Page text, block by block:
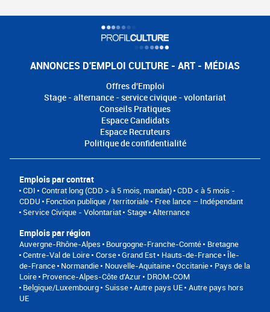
ANNONCES D'EMPLOI CULTURE - ART - MÉDIAS
Offres d'Emploi
Stage - alternance - service civique - volontariat
Conseils Pratiques
Espace Candidats
Espace Recruteurs
Politique de confidentialité
Emplois par contrat
CDI Contrat long (CDD > à 5 mois, mandat) CDD < à 5 mois -
CDDU
Fonction publique / territoriale
Free lance – Indépendant
Service Civique - Volontariat
Stage Alternance
Emplois par région
Auvergne-Rhône-Alpes Bourgogne-Franche-Comté
Bretagne
Centre-Val de Loire Corse Grand Est Hauts-de-France Île-
de-France Normandie Nouvelle-Aquitaine Occitanie
Pays de la
Loire Provence-Alpes-Côte d'Azur
DROM-COM
Belgique/Luxembourg
Suisse Autre pays UE Autre pays hors
UE